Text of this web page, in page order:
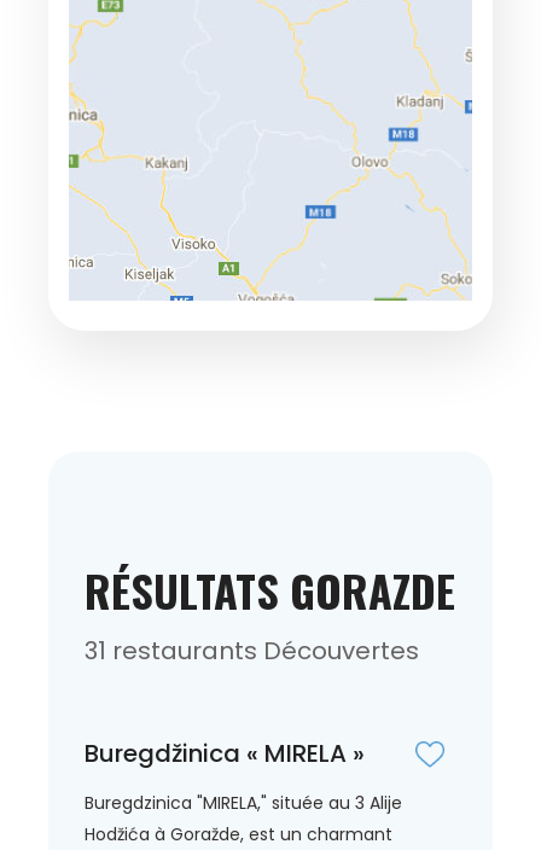
RÉSULTATS GORAZDE
31 restaurants Découvertes
Buregdžinica « MIRELA »
Buregdzinica "MIRELA," située au 3 Alije
Hodžića à Goražde, est un charmant